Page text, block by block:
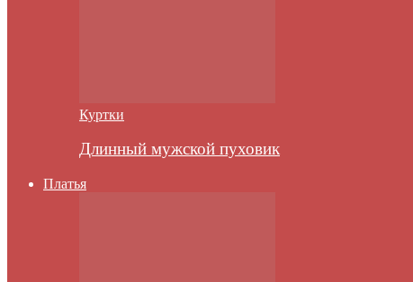
Куртки
Длинный мужской пуховик
Платья